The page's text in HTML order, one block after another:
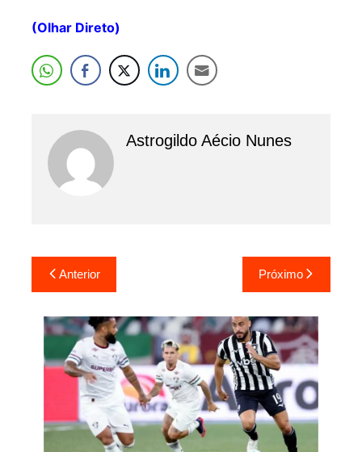
(Olhar Direto)
Astrogildo Aécio Nunes
Navegação
de
Post
Anterior Próximo